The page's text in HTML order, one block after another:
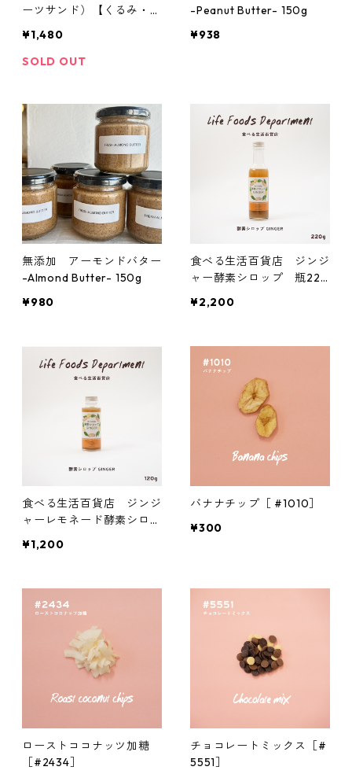
ーツサンド）【くるみ・マ
入り
¥1,480
SOLD OUT
-Peanut Butter- 150g
¥938
無添加 アーモンドバター
-Almond Butter- 150g
¥980
食べる生活百貨店 ジンジ
ャー酵素シロップ 瓶220
¥2,200
食べる生活百貨店 ジンジ
ャーレモネード酵素シロッ
¥1,200
バナナチップ［ #1010］
¥300
ローストココナッツ加糖
［#2434］
チョコレートミックス［#
5551］